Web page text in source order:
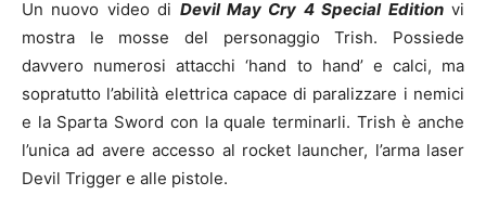
Un nuovo video di Devil May Cry 4 Special Edition vi
mostra le mosse del personaggio Trish. Possiede
davvero numerosi attacchi ‘hand to hand’ e calci, ma
sopratutto l’abilità elettrica capace di paralizzare i nemici
e la Sparta Sword con la quale terminarli. Trish è anche
l’unica ad avere accesso al rocket launcher, l’arma laser
Devil Trigger e alle pistole.